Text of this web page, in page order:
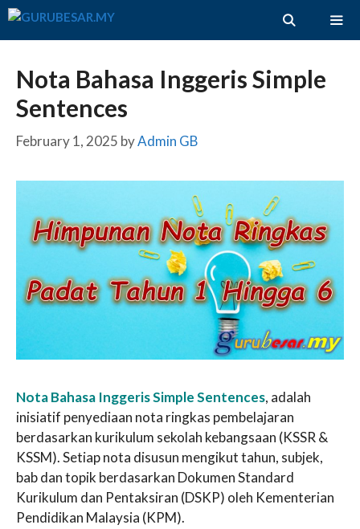
Skip
Nota Bahasa Inggeris Simple
Sentences
February 1, 2025 byAdmin GB
Nota Bahasa Inggeris Simple Sentences, adalah
inisiatif penyediaan nota ringkas pembelajaran
berdasarkan kurikulum sekolah kebangsaan (KSSR &
KSSM). Setiap nota disusun mengikut tahun, subjek,
bab dan topik berdasarkan Dokumen Standard
Kurikulum dan Pentaksiran (DSKP) oleh Kementerian
Pendidikan Malaysia (KPM).